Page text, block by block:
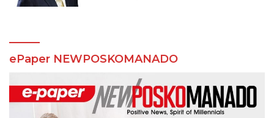
ePaper NEWPOSKOMANADO